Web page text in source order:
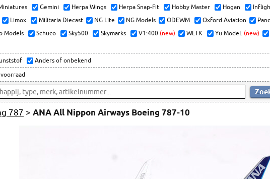
Gemini Herpa Wings Herpa Snap-Fit Hobby Master Hogan
Limox
Militaria Diecast NG Lite NG Models ODEWM Oxford Aviation
Models
Schuco Sky500 Skymarks V1:400 (new) WLTK Yu ModeL (new)
Anders of onbekend
787 > ANA All Nippon Airways Boeing 787-10